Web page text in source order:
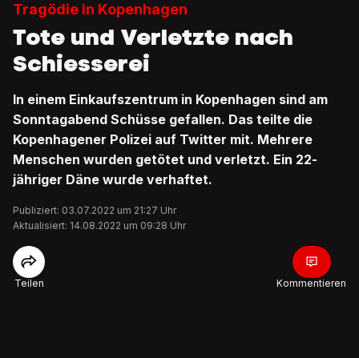
Tragödie in Kopenhagen
Tote und Verletzte nach
Schiesserei
In einem Einkaufszentrum in Kopenhagen sind am
Sonntagabend Schüsse gefallen. Das teilte die
Kopenhagener Polizei auf Twitter mit. Mehrere
Menschen wurden getötet und verletzt. Ein 22-
jähriger Däne wurde verhaftet.
Publiziert: 03.07.2022 um 21:27 Uhr
Aktualisiert: 14.08.2022 um 09:28 Uhr
Teilen Kommentieren